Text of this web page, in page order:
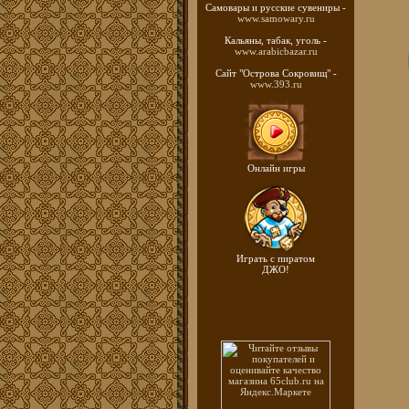
Самовары и русские сувениры -
www.samowary.ru
Кальяны, табак, уголь -
www.arabicbazar.ru
Сайт "Острова Сокровищ" -
www.393.ru
Онлайн игры
Играть с пиратом
ДЖО!